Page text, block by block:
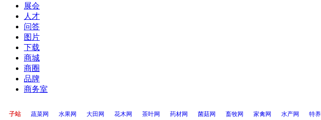
展会
人才
问答
图片
下载
商城
商圈
品牌
商务室
子站 蔬菜网 水果网 大田网 花木网 茶叶网 药材网 菌菇网 畜牧网 家禽网 水产网 特